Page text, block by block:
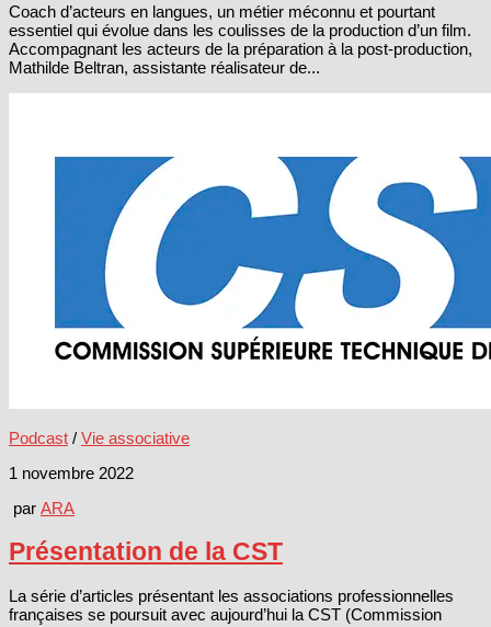
Coach d’acteurs en langues, un métier méconnu et pourtant
essentiel qui évolue dans les coulisses de la production d’un film.
Accompagnant les acteurs de la préparation à la post-production,
Mathilde Beltran, assistante réalisateur de...
Podcast / Vie associative
1 novembre 2022
par ARA
Présentation de la CST
La série d’articles présentant les associations professionnelles
françaises se poursuit avec aujourd’hui la CST (Commission